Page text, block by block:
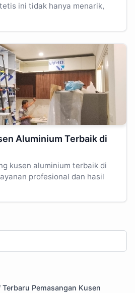
ini tidak hanya menarik,
Aluminium Terbaik di
kusen aluminium terbaik di
profesional dan hasil
Terbaru Pemasangan Kusen